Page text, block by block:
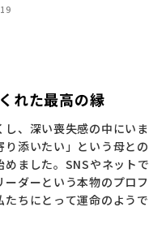
トを見ていましたが、情
うことも多かったです。
繁殖などのニュースも目
むことも多かったのです
くれました。
事やエピソードをしっかり
や親犬の様子が事前に分
真でこの子に「一目惚
おかげです！
頼できる方が間に入って
「人が信頼できないとお
れた最高の縁
、深い喪失感の中にいま
り添いたい」という母との
ました。SNSやネットで
ダーという本物のプロフ
ちにとって運命のようで